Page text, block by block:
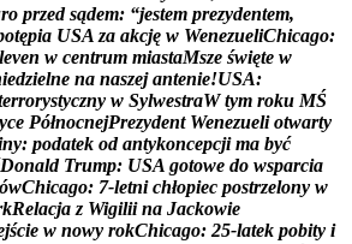
ro przed sądem: “jestem prezydentem,
otępia USA za akcję w WenezueliChicago:
leven w centrum miastaMsze święte w
iedzielne na naszej antenie!USA:
errorystyczny w SylwestraW tym roku MŚ
yce PółnocnejPrezydent Wenezueli otwarty
ny: podatek od antykoncepcji ma być
Donald Trump: USA gotowe do wsparcia
ówChicago: 7-letni chłopiec postrzelony w
kRelacja z Wigilii na Jackowie
jście w nowy rokChicago: 25-latek pobity i